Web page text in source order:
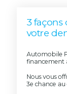
3
votre
Automobile
financement
Nous vous
3e chance